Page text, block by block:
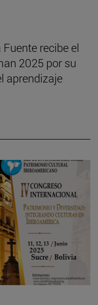
recibe el
2025 por su
aprendizaje